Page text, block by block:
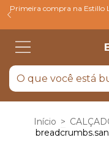
Primeira compra na Estillo
Início >